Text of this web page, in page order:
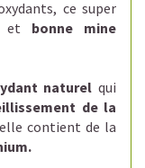
ce super
et bonne mine
naturel qui
de la
contient de la